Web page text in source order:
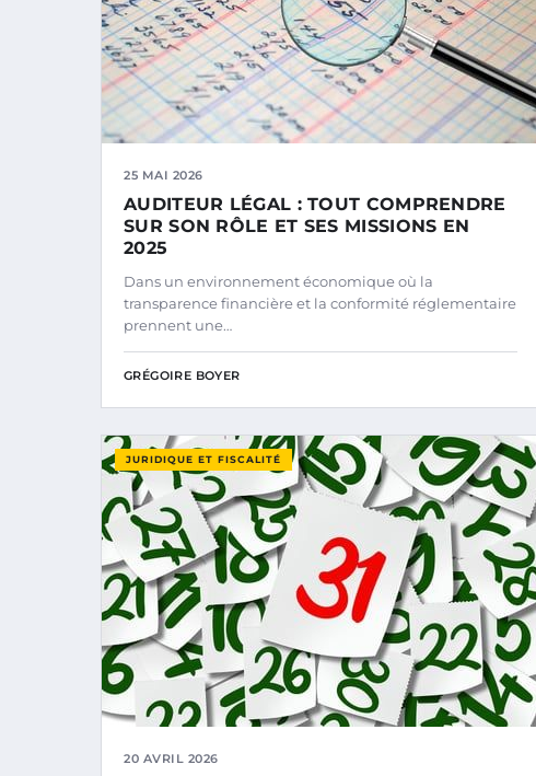
25 MAI 2026
AUDITEUR LÉGAL : TOUT COMPRENDRE
SUR SON RÔLE ET SES MISSIONS EN
2025
Dans un environnement économique où la
transparence financière et la conformité réglementaire
prennent une…
GRÉGOIRE BOYER
JURIDIQUE ET FISCALITÉ
20 AVRIL 2026